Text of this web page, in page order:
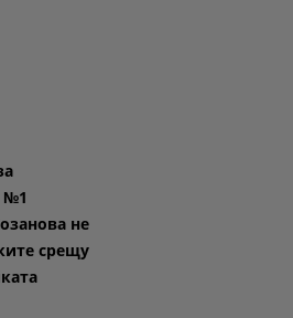
№1
не
срещу